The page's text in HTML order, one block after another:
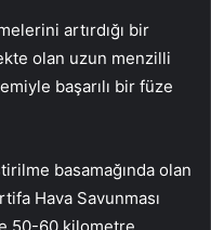
artırdığı bir
olan uzun menzilli
başarılı bir füze
basamağında olan
Hava Savunması